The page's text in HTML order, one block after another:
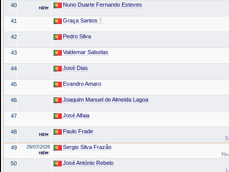
40 Nuno Duarte Fernando Esteves
41 Graça Santos
42 Pedro Silva
43 Valdemar Salselas
44 José Dias
45 Evandro Amaro
46 Joaquim Manuel de Almeida Lagoa
47 José Alfaia
48 Paulo Frade
49 29/07/2026 Sergio Silva Frazão
50 José António Rebelo